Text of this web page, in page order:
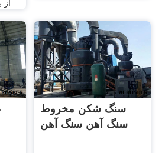
سنگ شکن مخروط
سنگ آهن سنگ آهن